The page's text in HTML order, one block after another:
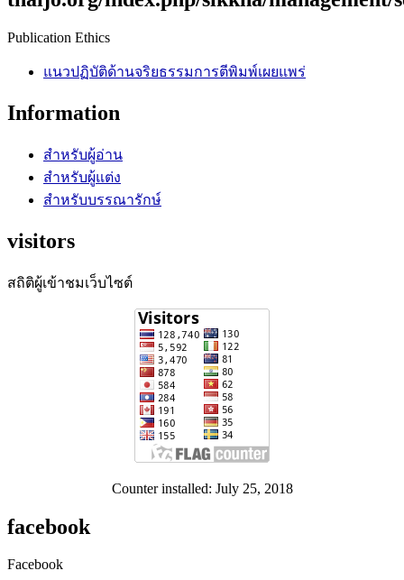
Publication Ethics
แนวปฏิบัติด้านจริยธรรมการตีพิมพ์เผยแพร่
Information
สำหรับผู้อ่าน
สำหรับผู้แต่ง
สำหรับบรรณารักษ์
visitors
สถิติผู้เข้าชมเว็บไซต์
Counter installed: July 25, 2018
facebook
Facebook